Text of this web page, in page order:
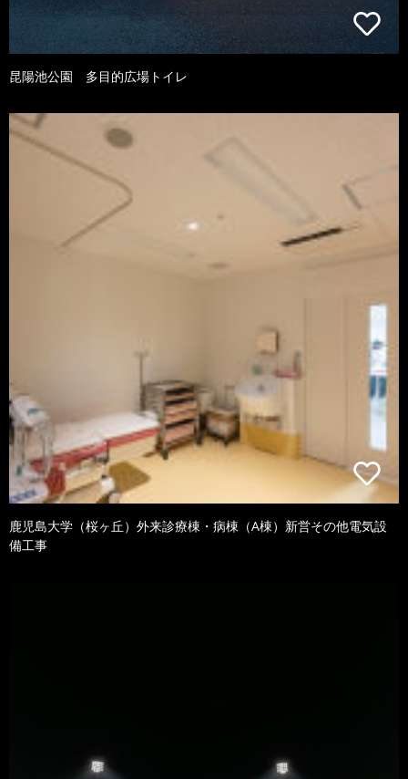
昆陽池公園 多目的広場トイレ
鹿児島大学（桜ヶ丘）外来診療棟・病棟（A棟）新営その他電気設
備工事